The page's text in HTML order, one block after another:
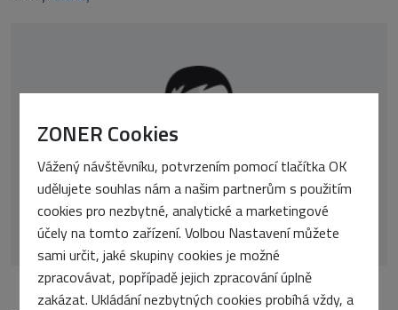
ZONER Cookies
Vážený návštěvníku, potvrzením pomocí tlačítka OK
udělujete souhlas nám a našim partnerům s použitím
cookies pro nezbytné, analytické a marketingové
účely na tomto zařízení. Volbou Nastavení můžete
sami určit, jaké skupiny cookies je možné
zpracovávat, popřípadě jejich zpracování úplně
zakázat. Ukládání nezbytných cookies probíhá vždy, a
Marek Prokop